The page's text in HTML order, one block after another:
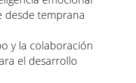
desde temprana
y la colaboración
el desarrollo